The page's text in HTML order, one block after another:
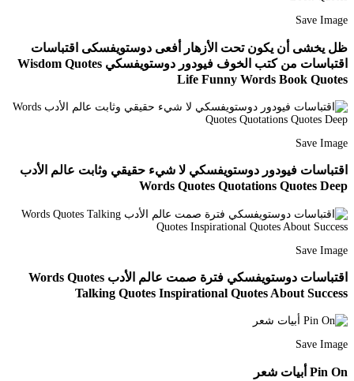
Save Image
ظل يخشى أن يكون تحت الأزهار أفعى دوستويفسكى اقتباسات
اقتباسات من كتب الخوف فيودور دوستويفسكي Wisdom Quotes
Life Funny Words Book Quotes
Save Image
اقتباسات فيودور دوستويفسكي لا شيء حقيقي وثابت عالم الأدب
Words Quotes Quotations Quotes Deep
Save Image
اقتباسات دوستويفسكي فترة صمت عالم الأدب Words Quotes
Talking Quotes Inspirational Quotes About Success
Save Image
Pin On أبيات شعر